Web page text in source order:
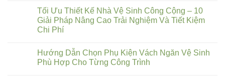
Tối Ưu Thiết Kế Nhà Vệ Sinh Công Cộng – 10
Giải Pháp Nâng Cao Trải Nghiệm Và Tiết Kiệm
Chi Phí
Hướng Dẫn Chọn Phụ Kiện Vách Ngăn Vệ Sinh
Phù Hợp Cho Từng Công Trình